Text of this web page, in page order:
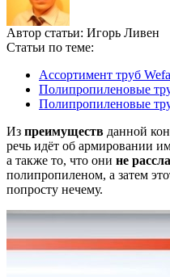
Автор статьи: Игорь Ливен
Статьи по теме:
Ассортимент труб
Полипропиленовые
Полипропиленовые
Из преимуществ данной
речь идёт об армировании
а также то, что они не
полипропиленом, а затем
попросту нечему.